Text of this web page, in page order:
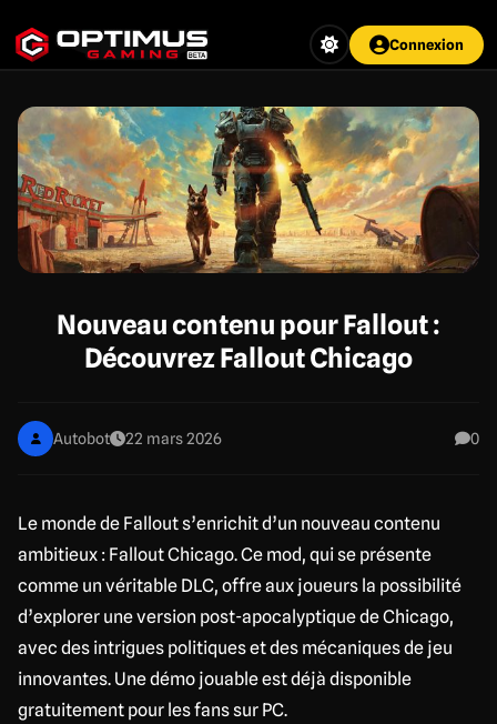
au
contenu
Connexion
Nouveau contenu pour Fallout :
Découvrez Fallout Chicago
Autobot 22 mars 2026 0
Le monde de Fallout s’enrichit d’un nouveau contenu
ambitieux : Fallout Chicago. Ce mod, qui se présente
comme un véritable DLC, offre aux joueurs la possibilité
d’explorer une version post-apocalyptique de Chicago,
avec des intrigues politiques et des mécaniques de jeu
innovantes. Une démo jouable est déjà disponible
gratuitement pour les fans sur PC.